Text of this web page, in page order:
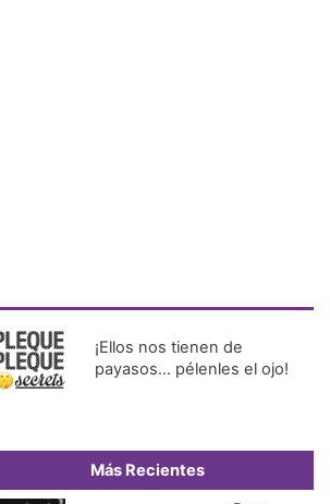
¡Ellos nos tienen de
payasos… pélenles el ojo!
Más Recientes